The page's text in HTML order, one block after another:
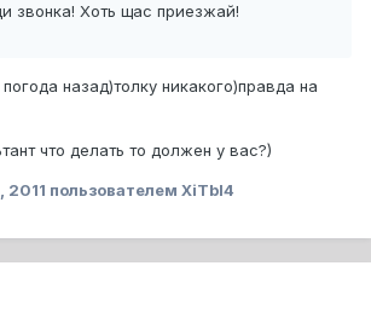
звонка! Хоть щас приезжай!
назад)толку никакого)правда на
что делать то должен у вас?)
2011 пользователем XiTbI4